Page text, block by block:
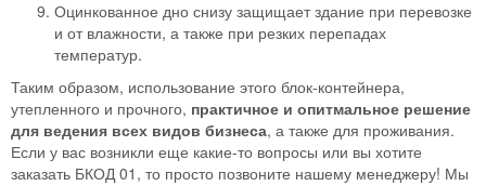
Оцинкованное дно снизу защищает здание при перевозке
и от влажности, а также при резких перепадах
температур.
Таким образом, использование этого блок-контейнера,
утепленного и прочного, практичное и опитмальное решение
для ведения всех видов бизнеса, а также для проживания.
Если у вас возникли еще какие-то вопросы или вы хотите
заказать БКОД 01, то просто позвоните нашему менеджеру! Мы